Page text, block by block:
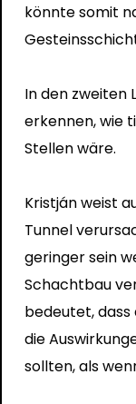
könnte somit
In den zweiten
erkennen, wie
Stellen wäre.
Kristján weist
Tunnel
geringer sein
Schachtbau
bedeutet, dass
die
sollten, als